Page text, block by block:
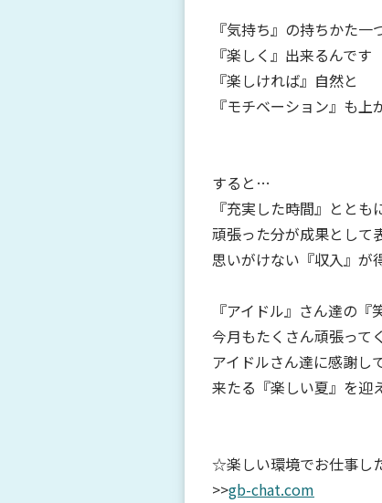
『気持ち』の持ちかた一
『楽しく』出来るんです
『楽しければ』自然と
『モチベーション』も
すると…
『充実した時間』ととも
頑張った分が成果として
思いがけない『収入』
『アイドル』さん達の
今月もたくさん頑張って
アイドルさん達に感謝し
来たる『楽しい夏』を
☆楽しい環境でお仕事し
>>gb-chat.com